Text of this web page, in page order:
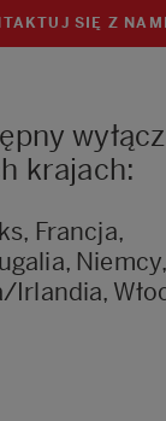
SIĘ Z NAMI
krajach:
Francja,